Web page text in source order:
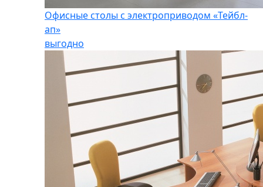
Офисные столы с электроприводом «Тейбл-
ап»
выгодно